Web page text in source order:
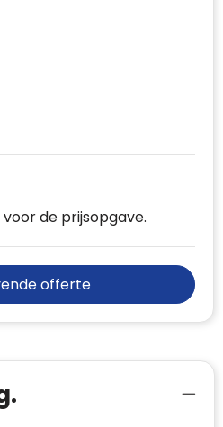
de prijsopgave.
offerte